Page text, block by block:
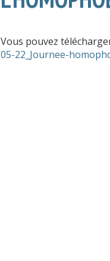
Vous pouvez
05-22_Journee-